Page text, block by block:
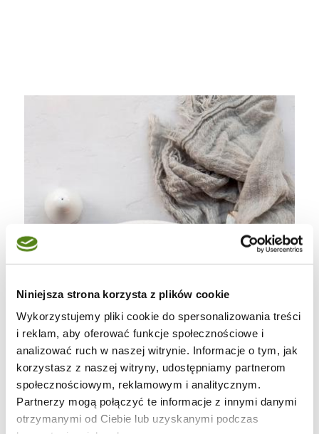
Niniejsza strona korzysta z plików cookie
Wykorzystujemy pliki cookie do spersonalizowania treści
i reklam, aby oferować funkcje społecznościowe i
analizować ruch w naszej witrynie. Informacje o tym, jak
korzystasz z naszej witryny, udostępniamy partnerom
społecznościowym, reklamowym i analitycznym.
Partnerzy mogą połączyć te informacje z innymi danymi
otrzymanymi od Ciebie lub uzyskanymi podczas